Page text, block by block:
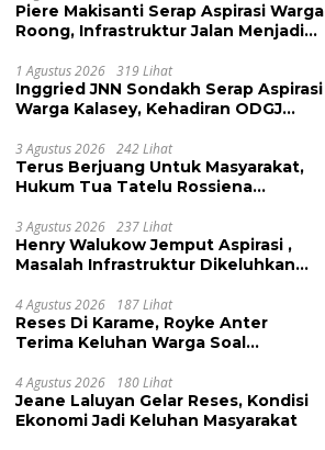
Piere Makisanti Serap Aspirasi Warga
Roong, Infrastruktur Jalan Menjadi
1 Agustus 2026 319 Lihat
Inggried JNN Sondakh Serap Aspirasi
Warga Kalasey, Kehadiran ODGJ
3 Agustus 2026 242 Lihat
Terus Berjuang Untuk Masyarakat,
Hukum Tua Tatelu Rossiena
Kinerja Anggota DPRD Henry
Walukow
3 Agustus 2026 237 Lihat
Henry Walukow Jemput Aspirasi ,
Masalah Infrastruktur Dikeluhkan
4 Agustus 2026 187 Lihat
Reses Di Karame, Royke Anter
Terima Keluhan Warga Soal
4 Agustus 2026 180 Lihat
Jeane Laluyan Gelar Reses, Kondisi
Ekonomi Jadi Keluhan Masyarakat